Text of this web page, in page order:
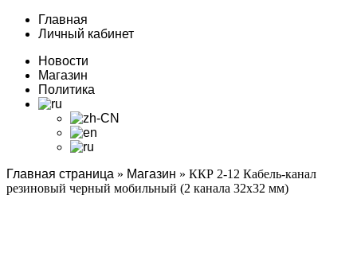
Главная
Личный кабинет
Новости
Магазин
Политика
Главная страница » Магазин » ККР 2-12 Кабель-канал
резиновый черный мобильный (2 канала 32х32 мм)